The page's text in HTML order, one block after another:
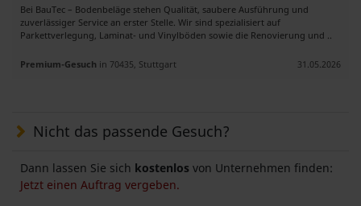
Bei BauTec – Bodenbeläge stehen Qualität, saubere Ausführung und
zuverlässiger Service an erster Stelle. Wir sind spezialisiert auf
Parkettverlegung, Laminat- und Vinylböden sowie die Renovierung und ..
Premium-Gesuch in 70435, Stuttgart 31.05.2026
Nicht das passende Gesuch?
Dann lassen Sie sich kostenlos von Unternehmen finden:
Jetzt einen Auftrag vergeben.